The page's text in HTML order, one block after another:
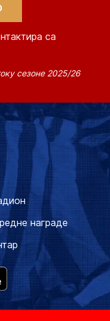
са
сезоне 2025/26
награде